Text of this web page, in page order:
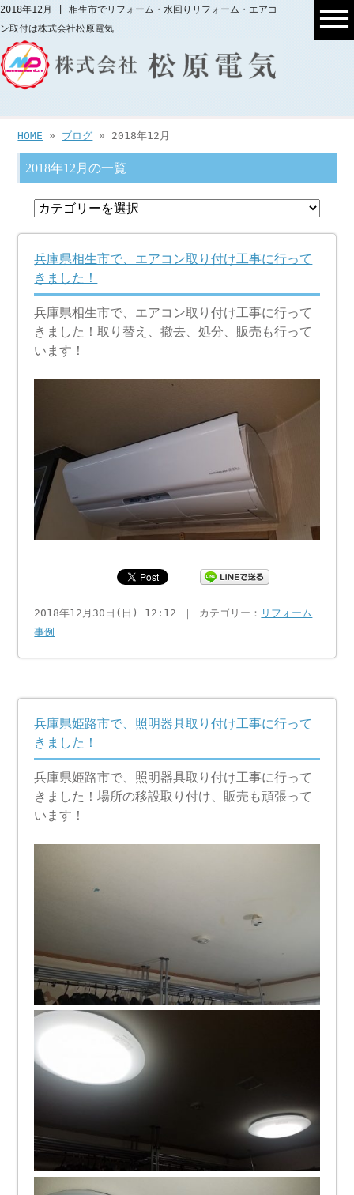
2018年12月 | 相生市でリフォーム・水回りリフォーム・エアコ
ン取付は株式会社松原電気
HOME » ブログ » 2018年12月
2018年12月の一覧
兵庫県相生市で、エアコン取り付け工事に行って
きました！
兵庫県相生市で、エアコン取り付け工事に行って
きました！取り替え、撤去、処分、販売も行って
います！
2018年12月30日(日) 12:12 ｜ カテゴリー： リフォーム
事例
兵庫県姫路市で、照明器具取り付け工事に行って
きました！
兵庫県姫路市で、照明器具取り付け工事に行って
きました！場所の移設取り付け、販売も頑張って
います！